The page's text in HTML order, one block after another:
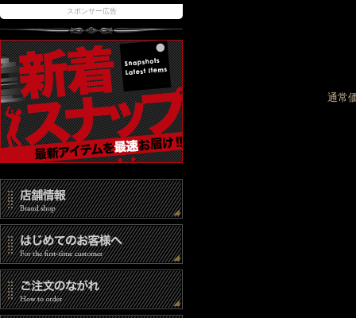
スポンサー広告
通常